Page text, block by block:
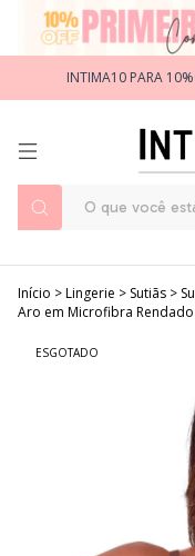
INTIMA10 PARA
Início >Lingerie > Sutiãs >
Aro em Microfibra Rendado
ESGOTADO